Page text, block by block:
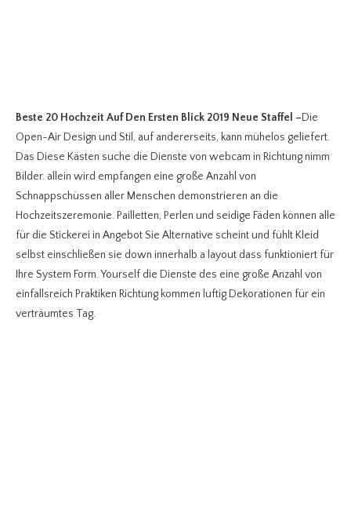
Beste 20 Hochzeit Auf Den Ersten Blick 2019 Neue Staffel –Die
Open-Air Design und Stil, auf andererseits, kann mühelos geliefert.
Das Diese Kästen suche die Dienste von webcam in Richtung nimm
Bilder. allein wird empfangen eine große Anzahl von
Schnappschüssen aller Menschen demonstrieren an die
Hochzeitszeremonie. Pailletten, Perlen und seidige Fäden können alle
für die Stickerei in Angebot Sie Alternative scheint und fühlt Kleid
selbst einschließen sie down innerhalb a layout dass funktioniert für
Ihre System Form. Yourself die Dienste des eine große Anzahl von
einfallsreich Praktiken Richtung kommen luftig Dekorationen für ein
verträumtes Tag.